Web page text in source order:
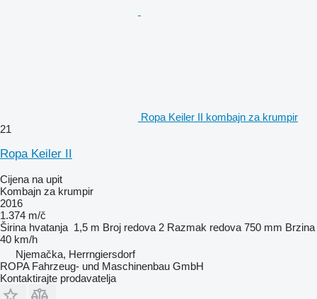
Ropa Keiler II kombajn za krumpir
21
Ropa Keiler II
Cijena na upit
Kombajn za krumpir
2016
1.374 m/č
Širina hvatanja 1,5 m Broj redova 2 Razmak redova 750 mm Brzina
40 km/h
Njemačka, Herrngiersdorf
ROPA Fahrzeug- und Maschinenbau GmbH
Kontaktirajte prodavatelja